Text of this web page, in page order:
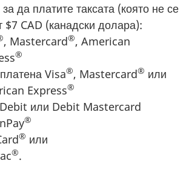
да платите таксата (която не се
CAD (канадски долара):
, Mastercard®, American
®
Visa®, Mastercard® или
Express®
или Debit Mastercard
®
® или
®.